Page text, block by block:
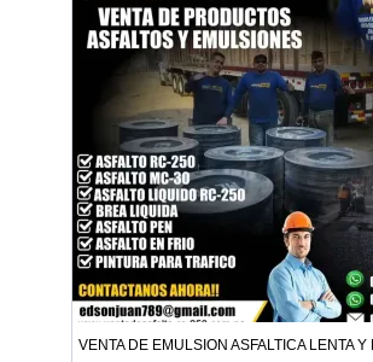
VENTA DE EMULSION ASFALTICA LENTA